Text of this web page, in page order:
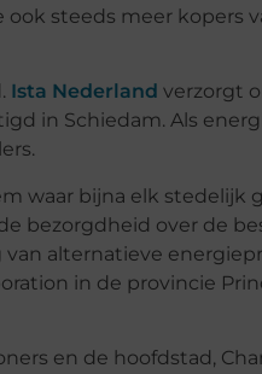
steeds meer kopers
Ista Nederland verzorgt
in Schiedam. Als
waar bijna elk stedelijk
bezorgdheid over de
alternatieve
in de provincie
en de hoofdstad,